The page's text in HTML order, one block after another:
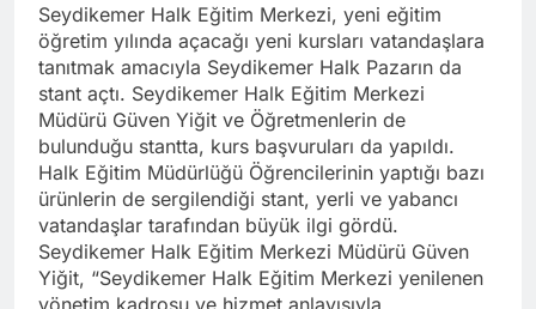
Seydikemer Halk Eğitim Merkezi, yeni eğitim
öğretim yılında açacağı yeni kursları vatandaşlara
tanıtmak amacıyla Seydikemer Halk Pazarın da
stant açtı. Seydikemer Halk Eğitim Merkezi
Müdürü Güven Yiğit ve Öğretmenlerin de
bulunduğu stantta, kurs başvuruları da yapıldı.
Halk Eğitim Müdürlüğü Öğrencilerinin yaptığı bazı
ürünlerin de sergilendiği stant, yerli ve yabancı
vatandaşlar tarafından büyük ilgi gördü.
Seydikemer Halk Eğitim Merkezi Müdürü Güven
Yiğit, “Seydikemer Halk Eğitim Merkezi yenilenen
yönetim kadrosu ve hizmet anlayışıyla